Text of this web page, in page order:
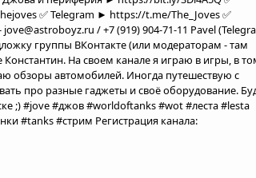
✅ Telegram ► https://t.me/The_Joves ✅
/ +7 (919) 904-71-11 Pavel
группы ВКонтакте (или модераторам - там
На своем канале я играю в игры, в
обзоры автомобилей. Иногда путешествую с
про разные гаджеты и своё оборудование.
;) #jove #джов #worldoftanks #wot #леста #lesta
#tanks #стрим Регистрация канала: